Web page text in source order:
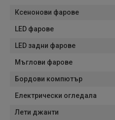
Ксенонови фарове
LED фарове
LED задни фарове
Мъглови фарове
Бордови компютър
Електрически огледала
Лети джанти